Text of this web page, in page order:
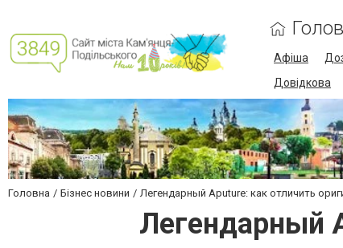
Афіша
Довідкова
Головна Бізнес новини Легендарный Aputure: как отличить
Легендарный